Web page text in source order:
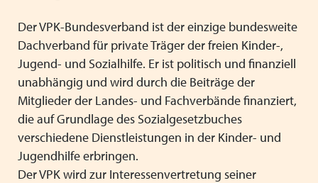
Der VPK-Bundesverband ist der einzige bundesweite
Dachverband für private Träger der freien Kinder-,
Jugend- und Sozialhilfe. Er ist politisch und finanziell
unabhängig und wird durch die Beiträge der
Mitglieder der Landes- und Fachverbände finanziert,
die auf Grundlage des Sozialgesetzbuches
verschiedene Dienstleistungen in der Kinder- und
Jugendhilfe erbringen.
Der VPK wird zur Interessenvertretung seiner